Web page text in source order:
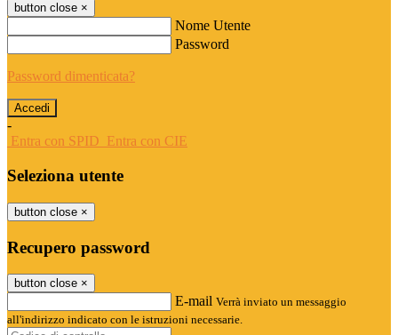
button close ×
Nome Utente
Password
Password dimenticata?
-
Entra con SPID Entra con CIE
Seleziona utente
button close ×
Recupero password
button close ×
E-mail Verrà inviato un messaggio
all'indirizzo indicato con le istruzioni necessarie.